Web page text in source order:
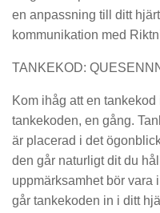
en anpassning till ditt
kommunikation med
TANKEKOD:
Kom ihåg att en
tankekoden, en gång.
är placerad i det
den går naturligt dit du
uppmärksamhet bör vara
går tankekoden in i ditt